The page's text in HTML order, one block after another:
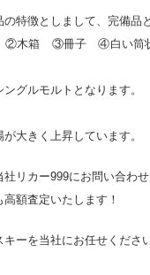
の特徴としまして、完備品
②木箱 ③冊子 ④白い筒状
グルモルトとなります。
大きく上昇しています。
リカー999にお問い合わせ
額査定いたします！
ーを当社にお任せくださ